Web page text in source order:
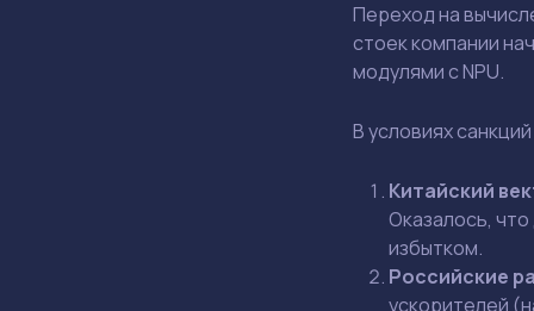
Переход на
стоек компании
модулями с NPU.
В условиях
Китайский
Оказалось,
избытком.
Российские
ускорителей